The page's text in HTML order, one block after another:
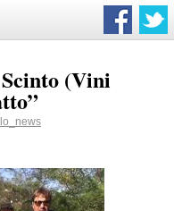
(Vini